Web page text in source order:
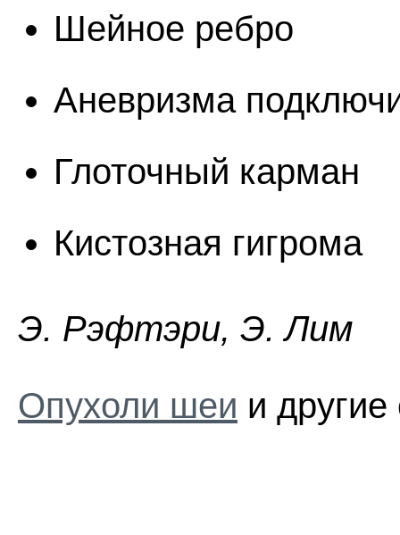
Шейное ребро
Аневризма
Глоточный карман
Кистозная гигрома
Э. Pэфтэpи, Э. Лим
Опухоли шеи и другие